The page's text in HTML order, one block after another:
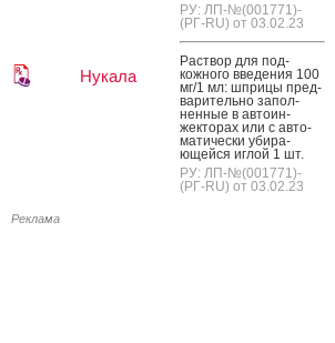
Нукала
РУ: ЛП-№(001771)-
(РГ-RU) от 03.02.23
Рас­твор для под­
кожно­го вве­дения 100
мг/1 мл: шпри­цы пред­
ва­ритель­но за­пол­
ненные в ав­то­ин­
жекто­рах или с ав­то­
мати­чес­ки уби­ра­
ющей­ся иг­лой 1 шт.
РУ: ЛП-№(001771)-
(РГ-RU) от 03.02.23
Реклама